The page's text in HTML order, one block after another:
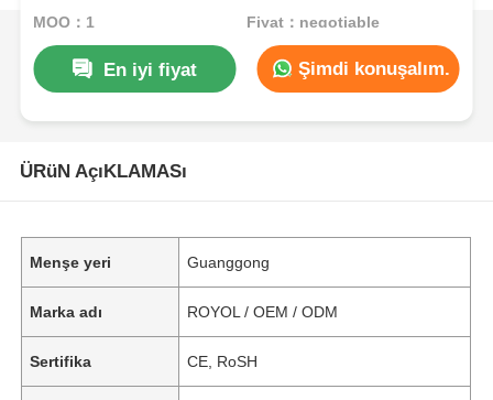
MOQ：1 Fiyat：negotiable
En iyi fiyat Şimdi konuşalım.
ÜRüN AçıKLAMASı
Menşe yeri Guanggong
Marka adı ROYOL / OEM / ODM
Sertifika CE, RoSH